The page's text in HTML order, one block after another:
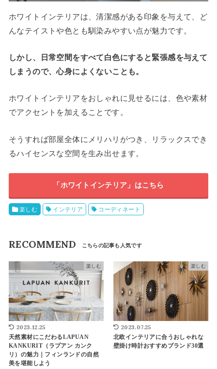
ホワイトインテリアは、清潔感がある印象を与えて、ど
んなテイストや色とも馴染みやすい点が魅力です。
しかし、日常空間をすべて白色にすると緊張感を与えて
しまうので、心身によくないことも。
ホワイトインテリアをおしゃれに見せるには、色や素材
でアクセントを加えることです。
そうすれば部屋全体にメリハリがつき、リラックスでき
るハイセンスな空間を生み出せます。
「ホワイトインテリア」はこちら
楽しむ インテリア コーディネート
RECOMMEND
楽しむ
2023.12.25
天然素材にこだわるLAPUAN
KANKURIT（ラプアン カンク
リ）の魅力｜フィンランドの自然
美を堪能しよう
楽しむ
2023.07.25
北欧インテリアに合うおしゃれな
壁掛け時計おすすめブランド30選